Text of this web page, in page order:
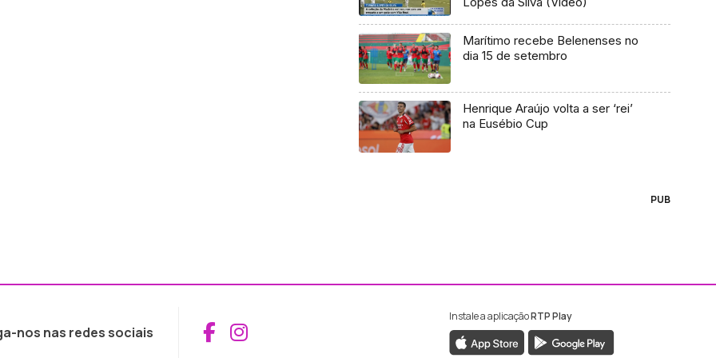
Marítimo recebe Belenenses no
dia 15 de setembro
Henrique Araújo volta a ser ‘rei’
na Eusébio Cup
PUB
nos nas redes sociais Aceder ao Facebook da RTP Madeira
Aceder ao Instagram da RTP Madeira
Instale a aplicaçãoRTP Play